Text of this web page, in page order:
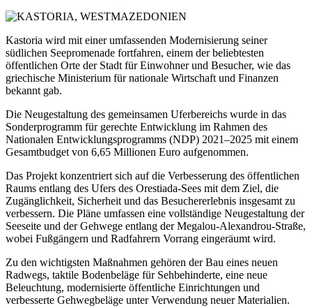
Kastoria wird mit einer umfassenden Modernisierung seiner
südlichen Seepromenade fortfahren, einem der beliebtesten
öffentlichen Orte der Stadt für Einwohner und Besucher, wie das
griechische Ministerium für nationale Wirtschaft und Finanzen
bekannt gab.
Die Neugestaltung des gemeinsamen Uferbereichs wurde in das
Sonderprogramm für gerechte Entwicklung im Rahmen des
Nationalen Entwicklungsprogramms (NDP) 2021–2025 mit einem
Gesamtbudget von 6,65 Millionen Euro aufgenommen.
Das Projekt konzentriert sich auf die Verbesserung des öffentlichen
Raums entlang des Ufers des Orestiada-Sees mit dem Ziel, die
Zugänglichkeit, Sicherheit und das Besuchererlebnis insgesamt zu
verbessern. Die Pläne umfassen eine vollständige Neugestaltung der
Seeseite und der Gehwege entlang der Megalou-Alexandrou-Straße,
wobei Fußgängern und Radfahrern Vorrang eingeräumt wird.
Zu den wichtigsten Maßnahmen gehören der Bau eines neuen
Radwegs, taktile Bodenbeläge für Sehbehinderte, eine neue
Beleuchtung, modernisierte öffentliche Einrichtungen und
verbesserte Gehwegbeläge unter Verwendung neuer Materialien.